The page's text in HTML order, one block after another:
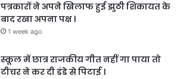
पत्रकारों ने अपने खिलाफ हुई झुठी शिकायत के
बाद रखा अपना पक्ष ।
1 week ago
स्कूल में छात्र राजकीय गीत नहीं गा पाया तो
टीचर ने कर दी डंडे से पिटाई ।